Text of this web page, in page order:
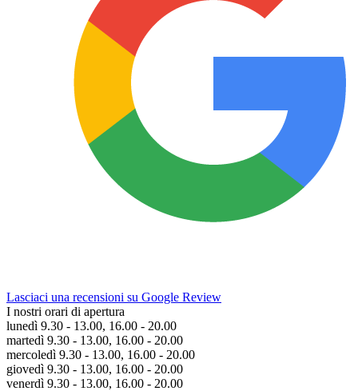
Lasciaci una recensioni su Google Review
I nostri orari di apertura
lunedì 9.30 - 13.00, 16.00 - 20.00
martedì 9.30 - 13.00, 16.00 - 20.00
mercoledì 9.30 - 13.00, 16.00 - 20.00
giovedì 9.30 - 13.00, 16.00 - 20.00
venerdì 9.30 - 13.00, 16.00 - 20.00